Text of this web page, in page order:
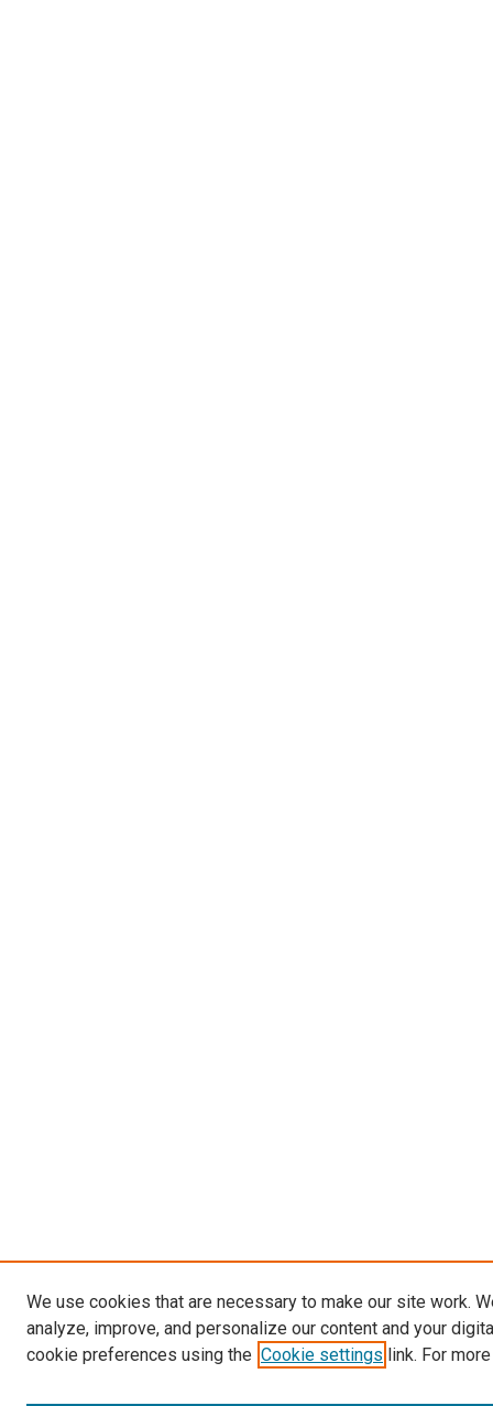
We use cookies that are necessary to make our site work.
analyze, improve, and personalize our content and your
cookie preferences using the Cookie settings link. For